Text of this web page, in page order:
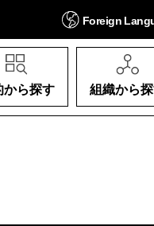
Foreign
から探す 組織から